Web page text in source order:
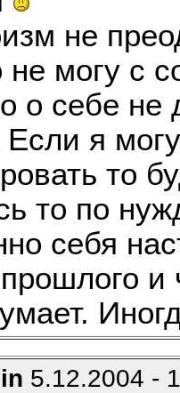
не
не могу с
о себе не
Если я
то
то по
себя
и
5.12.2004 -